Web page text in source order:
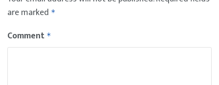
are marked *
Comment *